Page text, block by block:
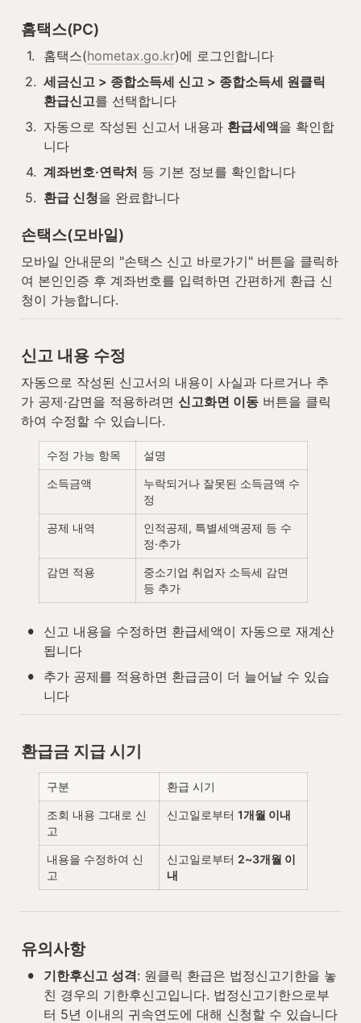
홈택스(PC)
1. 홈택스(hometax.go.kr)에 로그인합니다
2. 세금신고 > 종합소득세 신고 > 종합소득세 원클릭
환급신고를 선택합니다
3. 자동으로 작성된 신고서 내용과 환급세액을 확인합
니다
4. 계좌번호·연락처 등 기본 정보를 확인합니다
5. 환급 신청을 완료합니다
손택스(모바일)
모바일 안내문의 "손택스 신고 바로가기" 버튼을 클릭하
여 본인인증 후 계좌번호를 입력하면 간편하게 환급 신
청이 가능합니다.
신고 내용 수정
자동으로 작성된 신고서의 내용이 사실과 다르거나 추
가 공제·감면을 적용하려면 신고화면 이동 버튼을 클릭
하여 수정할 수 있습니다.
수정 가능 항목 설명
소득금액
누락되거나 잘못된 소득금액 수
정
공제 내역
인적공제, 특별세액공제 등 수
정·추가
감면 적용
중소기업 취업자 소득세 감면
등 추가
•
신고 내용을 수정하면 환급세액이 자동으로 재계산
됩니다
•
추가 공제를 적용하면 환급금이 더 늘어날 수 있습
니다
환급금 지급 시기
구분 환급 시기
조회 내용 그대로 신
고
신고일로부터 1개월 이내
내용을 수정하여 신
고
신고일로부터 2~3개월 이
내
유의사항
• 기한후신고 성격: 원클릭 환급은 법정신고기한을 놓
친 경우의 기한후신고입니다. 법정신고기한으로부
터 5년 이내의 귀속연도에 대해 신청할 수 있습니다